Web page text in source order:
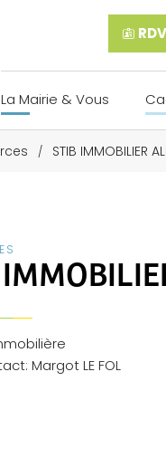
La Mairie & Vous
/ STIB IMMOBILIER
Margot LE FOL